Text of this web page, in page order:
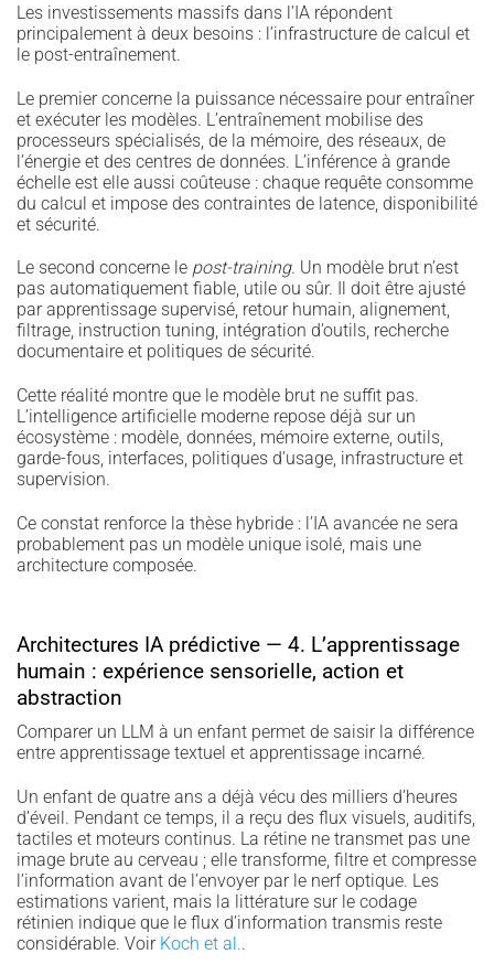
Les investissements massifs dans l’IA répondent
principalement à deux besoins : l’infrastructure de calcul et
le post-entraînement.
Le premier concerne la puissance nécessaire pour entraîner
et exécuter les modèles. L’entraînement mobilise des
processeurs spécialisés, de la mémoire, des réseaux, de
l’énergie et des centres de données. L’inférence à grande
échelle est elle aussi coûteuse : chaque requête consomme
du calcul et impose des contraintes de latence, disponibilité
et sécurité.
Le second concerne le post-training. Un modèle brut n’est
pas automatiquement fiable, utile ou sûr. Il doit être ajusté
par apprentissage supervisé, retour humain, alignement,
filtrage, instruction tuning, intégration d’outils, recherche
documentaire et politiques de sécurité.
Cette réalité montre que le modèle brut ne suffit pas.
L’intelligence artificielle moderne repose déjà sur un
écosystème : modèle, données, mémoire externe, outils,
garde-fous, interfaces, politiques d’usage, infrastructure et
supervision.
Ce constat renforce la thèse hybride : l’IA avancée ne sera
probablement pas un modèle unique isolé, mais une
architecture composée.
Architectures IA prédictive — 4. L’apprentissage
humain : expérience sensorielle, action et
abstraction
Comparer un LLM à un enfant permet de saisir la différence
entre apprentissage textuel et apprentissage incarné.
Un enfant de quatre ans a déjà vécu des milliers d’heures
d’éveil. Pendant ce temps, il a reçu des flux visuels, auditifs,
tactiles et moteurs continus. La rétine ne transmet pas une
image brute au cerveau ; elle transforme, filtre et compresse
l’information avant de l’envoyer par le nerf optique. Les
estimations varient, mais la littérature sur le codage
rétinien indique que le flux d’information transmis reste
considérable. Voir Koch et al..